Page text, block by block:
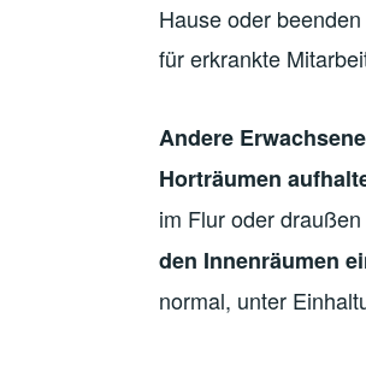
Hause oder
für erkrankte
Andere
Horträumen
im Flur oder
den Innenräumen
normal, unter